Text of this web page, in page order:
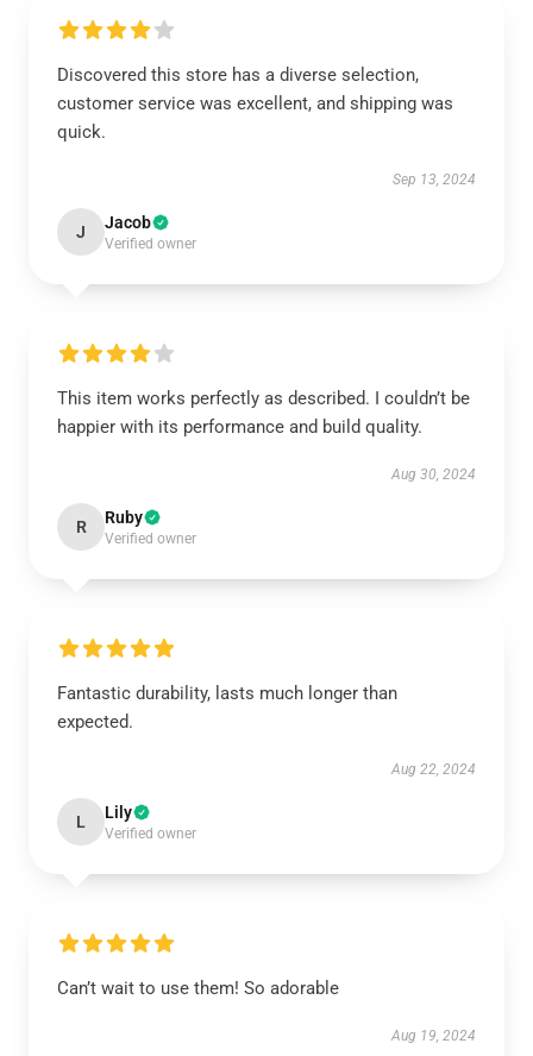
Discovered this store has a diverse selection,
customer service was excellent, and shipping was
quick.
Sep 13, 2024
J Jacob
Verified owner
This item works perfectly as described. I couldn’t be
happier with its performance and build quality.
Aug 30, 2024
R Ruby
Verified owner
Fantastic durability, lasts much longer than
expected.
Aug 22, 2024
L Lily
Verified owner
Can’t wait to use them! So adorable
Aug 19, 2024